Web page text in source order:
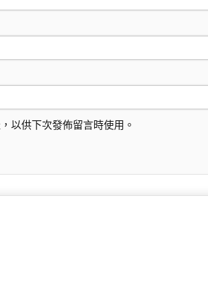
以供下次發佈留言時使用。